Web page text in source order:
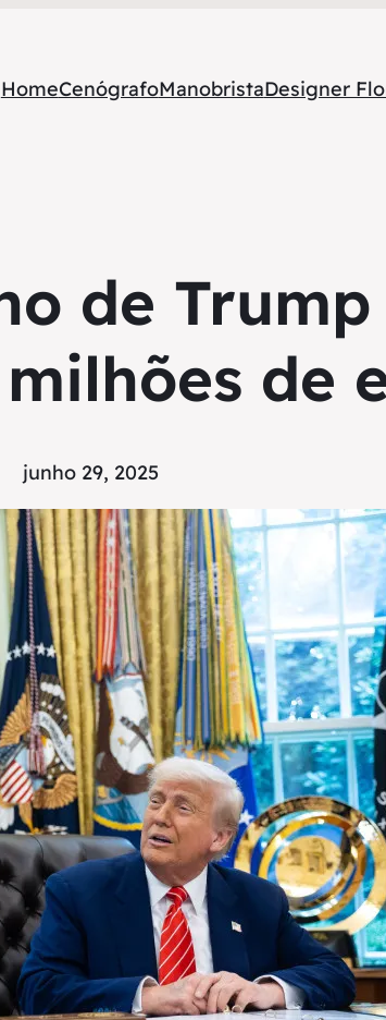
HomeCenógrafoManobristaDesigner
de
de
junho 29, 2025